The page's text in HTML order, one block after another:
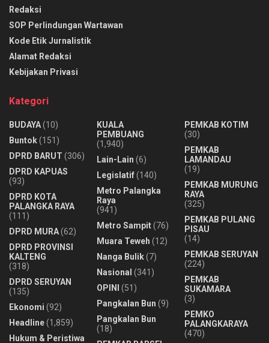
Redaksi
SOP Perlindungan Wartawan
Kode Etik Jurnalistik
Alamat Redaksi
Kebijakan Privasi
Kategori
BUDAYA(10)
Buntok(151)
DPRD BARUT (306)
DPRD KAPUAS
(93)
DPRD KOTA
PALANGKA RAYA
(111)
DPRD MURA(62)
DPRD PROVINSI
KALTENG
(318)
DPRD SERUYAN
(135)
Ekonomi (92)
Headline(1,859)
Hukum & Peristiwa
KUALA
PEMBUANG
(1,940)
Lain-Lain (6)
Legislatif(140)
Metro Palangka
Raya
(941)
Metro Sampit(76)
Muara Teweh (12)
Nanga Bulik(7)
Nasional (341)
OPINI
(51)
Pangkalan Bun (9)
Pangkalan Bun
(18)
PEMKAB KOTIM
(30)
PEMKAB
LAMANDAU
(19)
PEMKAB MURUNG
RAYA
(325)
PEMKAB PULANG
PISAU
(14)
PEMKAB SERUYAN
(224)
PEMKAB
SUKAMARA
(3)
PEMKO
PALANGKARAYA
(470)